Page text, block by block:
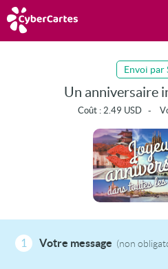
Toutes les cartes
Envoi par
Un anniversaire
Coût : 2.49 USD-
1 Votre message (non